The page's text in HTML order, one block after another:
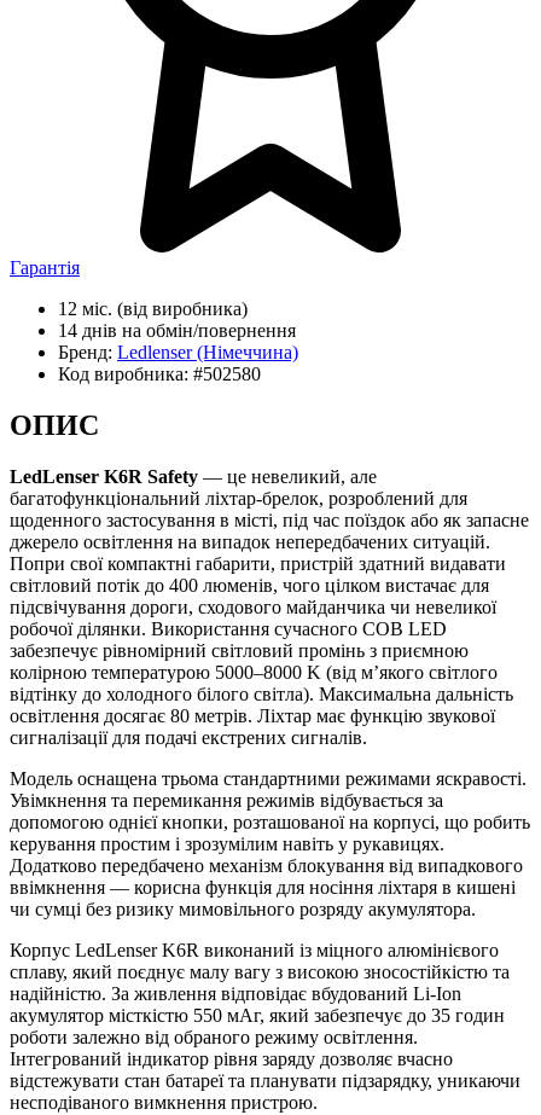
Гарантія
12 міс. (від виробника)
14 днів на обмін/повернення
Бренд: Ledlenser(Німеччина)
Код виробника: #502580
ОПИС
LedLenser K6R Safety — це невеликий, але
багатофункціональний ліхтар-брелок, розроблений для
щоденного застосування в місті, під час поїздок або як запасне
джерело освітлення на випадок непередбачених ситуацій.
Попри свої компактні габарити, пристрій здатний видавати
світловий потік до 400 люменів, чого цілком вистачає для
підсвічування дороги, сходового майданчика чи невеликої
робочої ділянки. Використання сучасного COB LED
забезпечує рівномірний світловий промінь з приємною
колірною температурою 5000–8000 K (від м’якого світлого
відтінку до холодного білого світла). Максимальна дальність
освітлення досягає 80 метрів. Ліхтар має функцію звукової
сигналізації для подачі екстрених сигналів.
Модель оснащена трьома стандартними режимами яскравості.
Увімкнення та перемикання режимів відбувається за
допомогою однієї кнопки, розташованої на корпусі, що робить
керування простим і зрозумілим навіть у рукавицях.
Додатково передбачено механізм блокування від випадкового
ввімкнення — корисна функція для носіння ліхтаря в кишені
чи сумці без ризику мимовільного розряду акумулятора.
Корпус LedLenser K6R виконаний із міцного алюмінієвого
сплаву, який поєднує малу вагу з високою зносостійкістю та
надійністю. За живлення відповідає вбудований Li-Ion
акумулятор місткістю 550 мАг, який забезпечує до 35 годин
роботи залежно від обраного режиму освітлення.
Інтегрований індикатор рівня заряду дозволяє вчасно
відстежувати стан батареї та планувати підзарядку, уникаючи
несподіваного вимкнення пристрою.